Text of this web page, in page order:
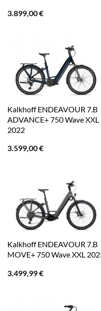
3.899,00€
Kalkhoff ENDEAVOUR 7.B
ADVANCE+ 750 Wave XXL
2022
3.599,00€
Kalkhoff ENDEAVOUR 7.B
MOVE+ 750 Wave XXL
3.499,99€